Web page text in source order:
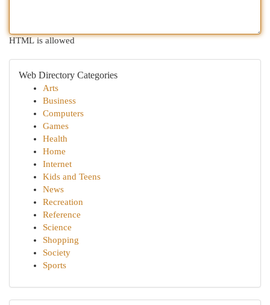
HTML is allowed
Web Directory Categories
Arts
Business
Computers
Games
Health
Home
Internet
Kids and Teens
News
Recreation
Reference
Science
Shopping
Society
Sports